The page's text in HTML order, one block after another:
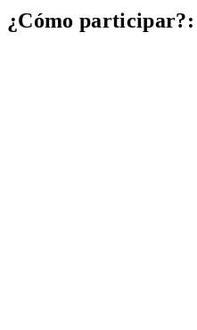
¿Cómo participar?: